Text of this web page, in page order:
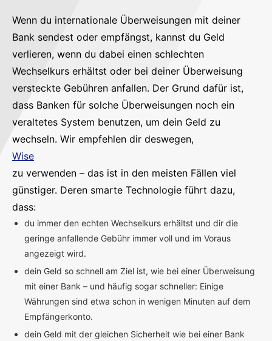
Wenn du internationale Überweisungen mit deiner
Bank sendest oder empfängst, kannst du Geld
verlieren, wenn du dabei einen schlechten
Wechselkurs erhältst oder bei deiner Überweisung
versteckte Gebühren anfallen. Der Grund dafür ist,
dass Banken für solche Überweisungen noch ein
veraltetes System benutzen, um dein Geld zu
wechseln. Wir empfehlen dir deswegen,
Wise
zu verwenden – das ist in den meisten Fällen viel
günstiger. Deren smarte Technologie führt dazu,
dass:
du immer den echten Wechselkurs erhältst und dir die
geringe anfallende Gebühr immer voll und im Voraus
angezeigt wird.
dein Geld so schnell am Ziel ist, wie bei einer Überweisung
mit einer Bank – und häufig sogar schneller: Einige
Währungen sind etwa schon in wenigen Minuten auf dem
Empfängerkonto.
dein Geld mit der gleichen Sicherheit wie bei einer Bank